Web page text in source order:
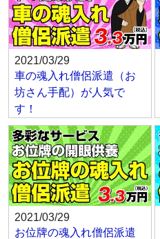
2021/03/29
車の魂入れ僧侶派遣（お
坊さん手配）が人気で
す！
2021/03/29
お位牌の魂入れ僧侶派遣